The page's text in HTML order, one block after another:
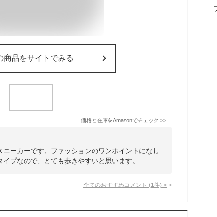
商品をサイトでみる
価格と在庫をAmazonでチェック >>
ーカーです。ファッションのワンポイントになし
プなので、とても歩きやすいと思います。
全てのおすすめコメント (1 件) >